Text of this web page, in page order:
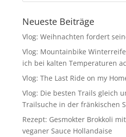
Neueste Beiträge
Vlog: Weihnachten fordert
Vlog: Mountainbike
ich bei kalten Temperaturen
Vlog: The Last Ride on my
Vlog: Die besten Trails gleich
Trailsuche in der fränkischen
Rezept: Gesmokter Brokkoli
veganer Sauce Hollandaise